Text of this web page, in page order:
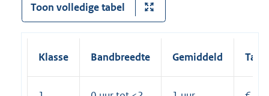
Toon volledige tabel
Klasse Bandbreedte Gemiddeld